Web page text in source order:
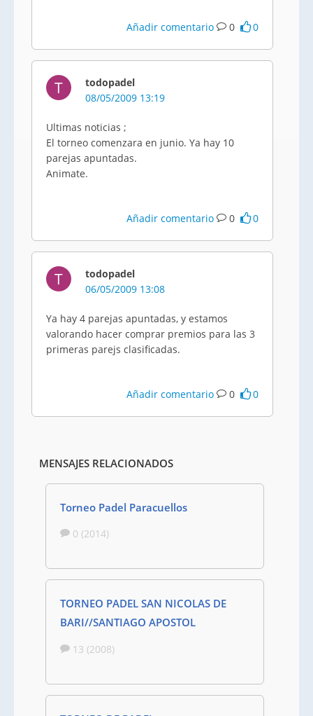
Añadir comentario 0 0
T
todopadel
08/05/2009 13:19
Ultimas noticias ;
El torneo comenzara en junio. Ya hay 10
parejas apuntadas.
Animate.
Añadir comentario 0 0
T
todopadel
06/05/2009 13:08
Ya hay 4 parejas apuntadas, y estamos
valorando hacer comprar premios para las 3
primeras parejs clasificadas.
Añadir comentario 0 0
MENSAJES RELACIONADOS
Torneo Padel Paracuellos
0 (2014)
TORNEO PADEL SAN NICOLAS DE
BARI//SANTIAGO APOSTOL
13 (2008)